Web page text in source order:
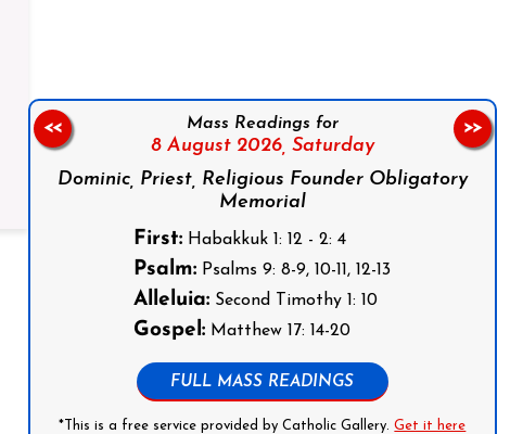
Mass Readings for
8 August 2026, Saturday
Dominic, Priest, Religious Founder Obligatory
Memorial
First: Habakkuk 1: 12 - 2: 4
Psalm: Psalms 9: 8-9, 10-11, 12-13
Alleluia: Second Timothy 1: 10
Gospel: Matthew 17: 14-20
FULL MASS READINGS
*This is a free service provided by Catholic Gallery.Get it here
<< >>